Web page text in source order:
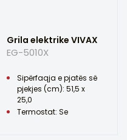
Grila elektrike VIVAX
EG-5010X
Sipërfaqja e pjatës së
pjekjes (cm): 51,5 x
25,0
Termostat: Se